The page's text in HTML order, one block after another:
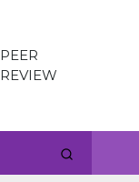
PEER
REVIEW